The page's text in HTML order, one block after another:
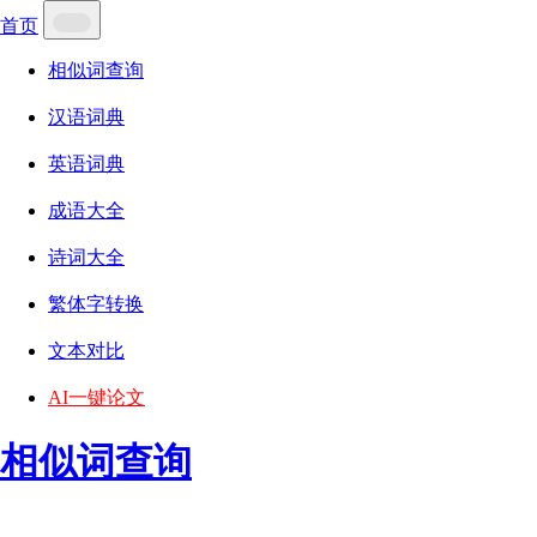
首页
相似词查询
汉语词典
英语词典
成语大全
诗词大全
繁体字转换
文本对比
AI一键论文
相似词查询